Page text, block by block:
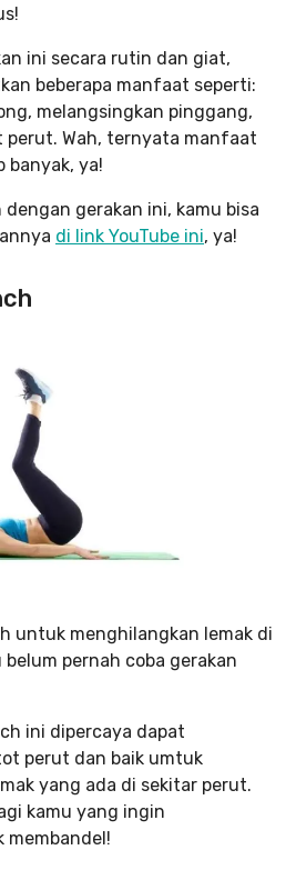
ini secara rutin dan giat,
beberapa manfaat seperti:
melangsingkan pinggang,
perut. Wah, ternyata manfaat
banyak, ya!
gerakan ini, kamu bisa
di link YouTube ini, ya!
untuk menghilangkan lemak di
pernah coba gerakan
ini dipercaya dapat
perut dan baik umtuk
yang ada di sekitar perut.
kamu yang ingin
membandel!